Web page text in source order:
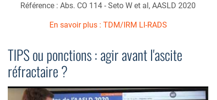
Référence : Abs. CO 114 - Seto W et al, AASLD 2020
En savoir plus : TDM/IRM LI-RADS
TIPS ou ponctions : agir avant l'ascite
réfractaire ?